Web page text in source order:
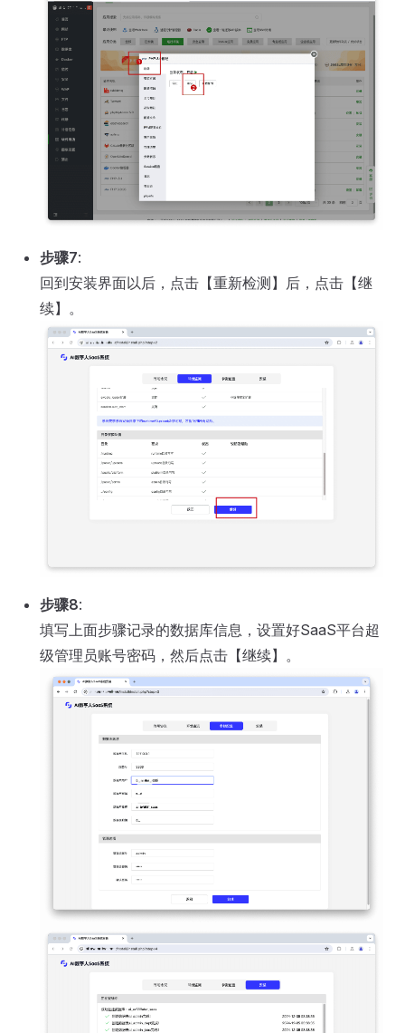
步骤7:
回到安装界面以后，点击【重新检测】后，点击【继
续】。
步骤8:
填写上面步骤记录的数据库信息，设置好SaaS平台超
级管理员账号密码，然后点击【继续】。